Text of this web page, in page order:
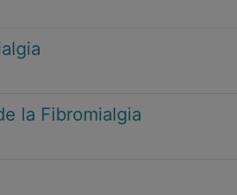
la Fibromialgia